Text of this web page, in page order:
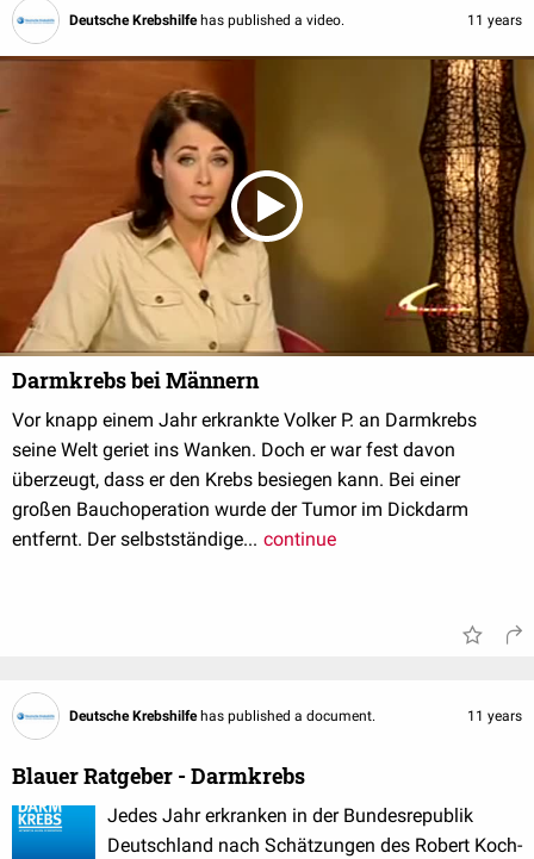
Deutsche Krebshilfe has published a video. 11 years
Darmkrebs bei Männern
Vor knapp einem Jahr erkrankte Volker P. an Darmkrebs
seine Welt geriet ins Wanken. Doch er war fest davon
überzeugt, dass er den Krebs besiegen kann. Bei einer
großen Bauchoperation wurde der Tumor im Dickdarm
entfernt. Der selbstständige... continue
Deutsche Krebshilfe has published a document. 11 years
Blauer Ratgeber - Darmkrebs
Jedes Jahr erkranken in der Bundesrepublik
Deutschland nach Schätzungen des Robert Koch-